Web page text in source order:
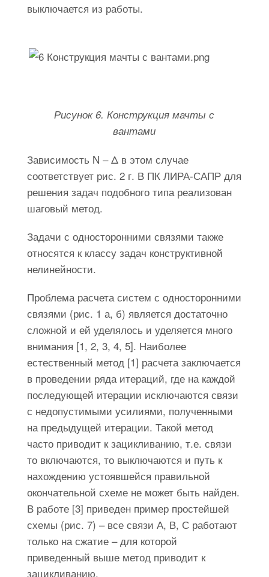
выключается из работы.
Рисунок 6. Конструкция мачты с
вантами
Зависимость N – Δ в этом случае
соответствует рис. 2 г. В ПК ЛИРА-САПР для
решения задач подобного типа реализован
шаговый метод.
Задачи с односторонними связями также
относятся к классу задач конструктивной
нелинейности.
Проблема расчета систем с односторонними
связями (рис. 1 а, б) является достаточно
сложной и ей уделялось и уделяется много
внимания [1, 2, 3, 4, 5]. Наиболее
естественный метод [1] расчета заключается
в проведении ряда итераций, где на каждой
последующей итерации исключаются связи
с недопустимыми усилиями, полученными
на предыдущей итерации. Такой метод
часто приводит к зацикливанию, т.е. связи
то включаются, то выключаются и путь к
нахождению устоявшейся правильной
окончательной схеме не может быть найден.
В работе [3] приведен пример простейшей
схемы (рис. 7) – все связи А, В, С работают
только на сжатие – для которой
приведенный выше метод приводит к
зацикливанию.